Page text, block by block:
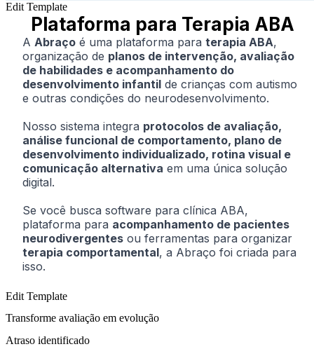
Edit Template
Plataforma para Terapia ABA
A Abraço é uma plataforma para terapia ABA,
organização de planos de intervenção, avaliação
de habilidades e acompanhamento do
desenvolvimento infantil de crianças com autismo
e outras condições do neurodesenvolvimento.
Nosso sistema integra protocolos de avaliação,
análise funcional de comportamento, plano de
desenvolvimento individualizado, rotina visual e
comunicação alternativa em uma única solução
digital.
Se você busca software para clínica ABA,
plataforma para acompanhamento de pacientes
neurodivergentes ou ferramentas para organizar
terapia comportamental, a Abraço foi criada para
isso.
Edit Template
Transforme avaliação em evolução
Atraso identificado